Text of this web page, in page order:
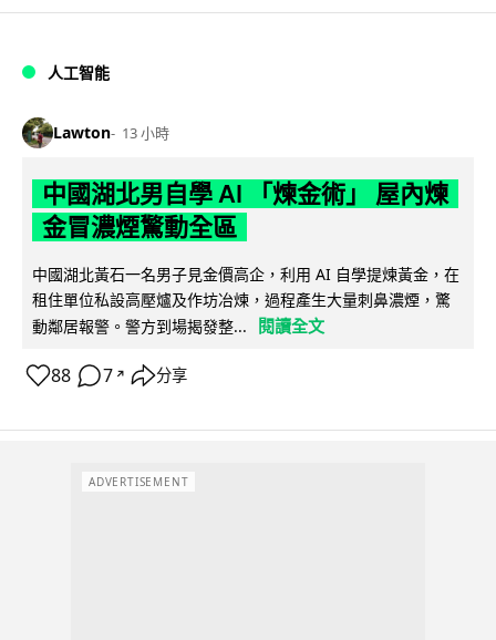
人工智能
Lawton 13 小時
中國湖北男自學 AI 「煉金術」 屋內煉
金冒濃煙驚動全區
中國湖北黃石一名男子見金價高企，利用 AI 自學提煉黃金，在
租住單位私設高壓爐及作坊冶煉，過程產生大量刺鼻濃煙，驚
動鄰居報警。警方到場揭發整...
閱讀全文
88 7 ↗ 分享
ADVERTISEMENT